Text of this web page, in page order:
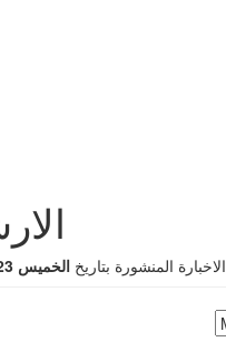
الاخبارة المنشورة بتاريخ الخميس 23 مايو 2019